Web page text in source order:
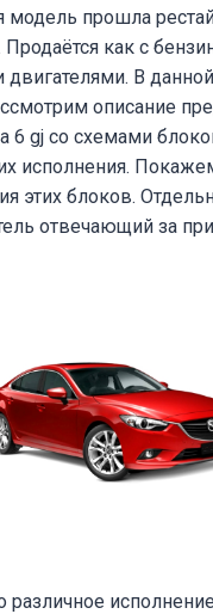
модель прошла
как с
В
описание
6 gj со схемами
исполнения.
этих блоков.
отвечающий за